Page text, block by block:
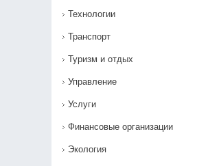
Технологии
Транспорт
Туризм и отдых
Управление
Услуги
Финансовые организации
Экология